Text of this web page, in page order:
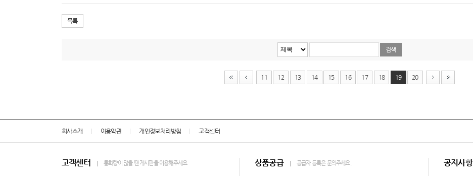
목록
11 12 13 14 15 16 17 18 19 20
회사소개 이용약관 개인정보처리방침 고객센터
고객센터 통화량이 많을 땐 게시판을 이용해주세요 상품공급 공급자 등록은 문의주세요. 공지사항